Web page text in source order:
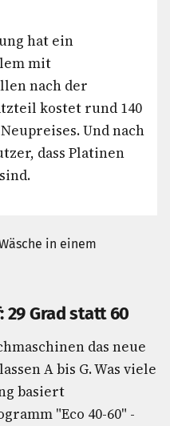
hat ein
mit
nach der
kostet rund 140
Und nach
dass Platinen
Grad statt 60
das neue
A bis G. Was viele
basiert
"Eco 40-60" -